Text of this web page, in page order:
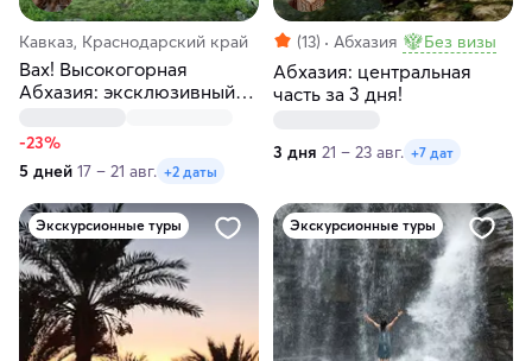
Кавказ, Краснодарский край
Вах! Высокогорная
Абхазия: эксклюзивный
-23%
5 дней 17 – 21 авг. +2 даты
(13) Абхазия Без визы
Абхазия: центральная
часть за 3 дня!
3 дня 21 – 23 авг. +7 дат
Экскурсионные туры Экскурсионные туры